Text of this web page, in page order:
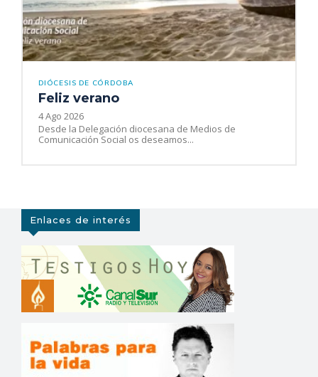
DIÓCESIS DE CÓRDOBA
Feliz verano
4 Ago 2026
Desde la Delegación diocesana de Medios de
Comunicación Social os deseamos...
Enlaces de interés